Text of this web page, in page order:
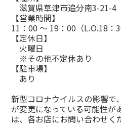
滋賀県草津市追分南3-21-4
【営業時間】
11：00 ～ 19：00（L.O.18：
【定休日】
火曜日
※その他不定休あり
【駐車場】
あり
新型コロナウイルスの影響で
が変更になっている可能性が
は、各お店にお問い合わせく